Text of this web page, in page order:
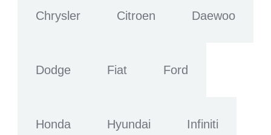
Chrysler Citroen Daewoo
Dodge Fiat Ford
Honda Hyundai Infiniti